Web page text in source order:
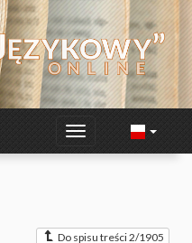
Do spisu treści 2/1905